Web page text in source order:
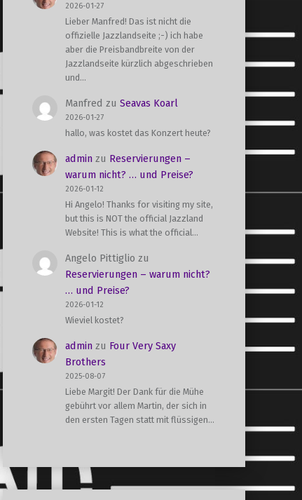
2026-01-27
Lieber Manfred! Das ist nicht die
offizielle Jazzlandseite ;-) ich habe
aber die Preisbandbreite von der
Jazzlandseite kürzlich abgeschrieben
und…
Manfred zu Seavas Koarl
2026-01-27
hallo, was kostet das Konzert heute?
adminzu Reservierungen –
warum nicht? … und Preise?
2026-01-12
Hi Angelo! Thanks for visiting my site,
but this is NOT the official Jazzland
Website! This is what the official…
Angelo Pittiglio zu
Reservierungen – warum nicht?
… und Preise?
2026-01-12
Wieviel kostet?
adminzu Four Very Saxy
Brothers
2025-08-07
Liebe Margit! Der Dank für die Mühe
gebührt vor allem Martin, der sich in
den ersten Tagen statt mit flüssigen…